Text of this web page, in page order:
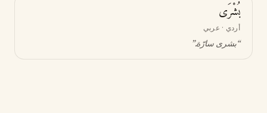
بُشْرَى
أردي · عربي
“بشرى سارّة.”